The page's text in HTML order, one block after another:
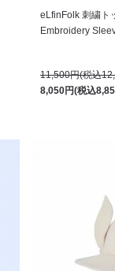
eLfinFolk 刺繍ト
Embroidery
11,500円(税込
8,050円(税込